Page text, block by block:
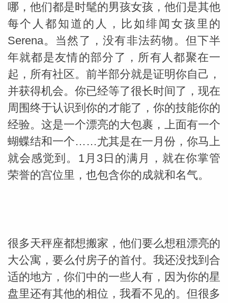
_susan
哪，他们都是时髦的男孩女孩，他们是其他
每个人都知道的人，比如绯闻女孩里的
Serena。当然了，没有非法药物。但下半
年就都是友情的部分了，所有人都聚在一
起，所有社区。前半部分就是证明你自己，
并获得机会。你已经等了很长时间了，现在
周围终于认识到你的才能了，你的技能你的
经验。这是一个漂亮的大包裹，上面有一个
蝴蝶结和一个……尤其是在一月份，你马上
就会感觉到。1月3日的满月，就在你掌管
荣誉的宫位里，也包含你的成就和名气。
很多天秤座都想搬家，他们要么想租漂亮的
大公寓，要么付房子的首付。我还没找到合
适的地方，你们中的一些人有，因为你的星
盘里还有其他的相位，我看不见的。但很多